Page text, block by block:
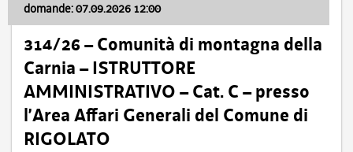
domande: 07.09.2026 12:00
314/26 – Comunità di montagna della
Carnia – ISTRUTTORE
AMMINISTRATIVO – Cat. C – presso
l’Area Affari Generali del Comune di
RIGOLATO